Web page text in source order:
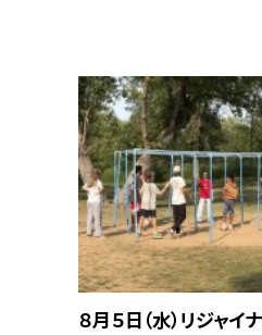
８月５日（水）リジャイ